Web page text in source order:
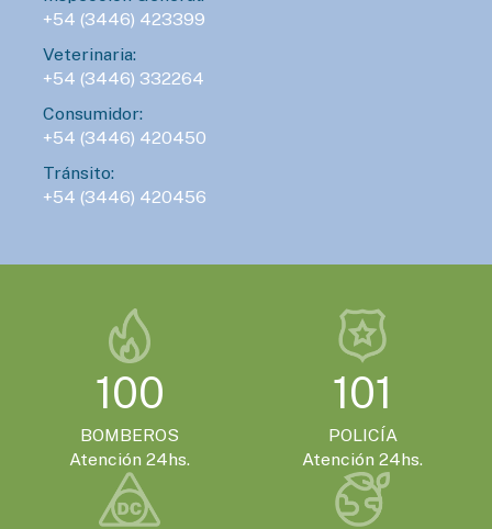
+54 (3446) 423399
Veterinaria:
+54 (3446) 332264
Consumidor:
+54 (3446) 420450
Tránsito:
+54 (3446) 420456
100
BOMBEROS
Atención 24hs.
101
POLICÍA
Atención 24hs.